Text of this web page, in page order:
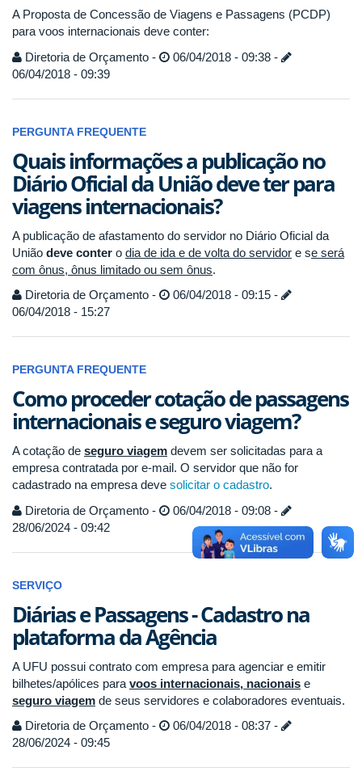
A Proposta de Concessão de Viagens e Passagens (PCDP)
para voos internacionais deve conter:
Diretoria de Orçamento -
06/04/2018 - 09:38 -
06/04/2018 - 09:39
PERGUNTA FREQUENTE
Quais informações a publicação no
Diário Oficial da União deve ter para
viagens internacionais?
A publicação de afastamento do servidor no Diário Oficial da
União deve conter o dia de ida e de volta do servidor e se será
com ônus, ônus limitado ou sem ônus.
Diretoria de Orçamento -
06/04/2018 - 09:15 -
06/04/2018 - 15:27
PERGUNTA FREQUENTE
Como proceder cotação de passagens
internacionais e seguro viagem?
A cotação de seguro viagem devem ser solicitadas para a
empresa contratada por e-mail. O servidor que não for
cadastrado na empresa deve solicitar o cadastro.
Diretoria de Orçamento -
06/04/2018 - 09:08 -
28/06/2024 - 09:42
SERVIÇO
Diárias e Passagens - Cadastro na
plataforma da Agência
A UFU possui contrato com empresa para agenciar e emitir
bilhetes/apólices para voos internacionais, nacionais e
seguro viagem de seus servidores e colaboradores eventuais.
Diretoria de Orçamento -
06/04/2018 - 08:37 -
28/06/2024 - 09:45